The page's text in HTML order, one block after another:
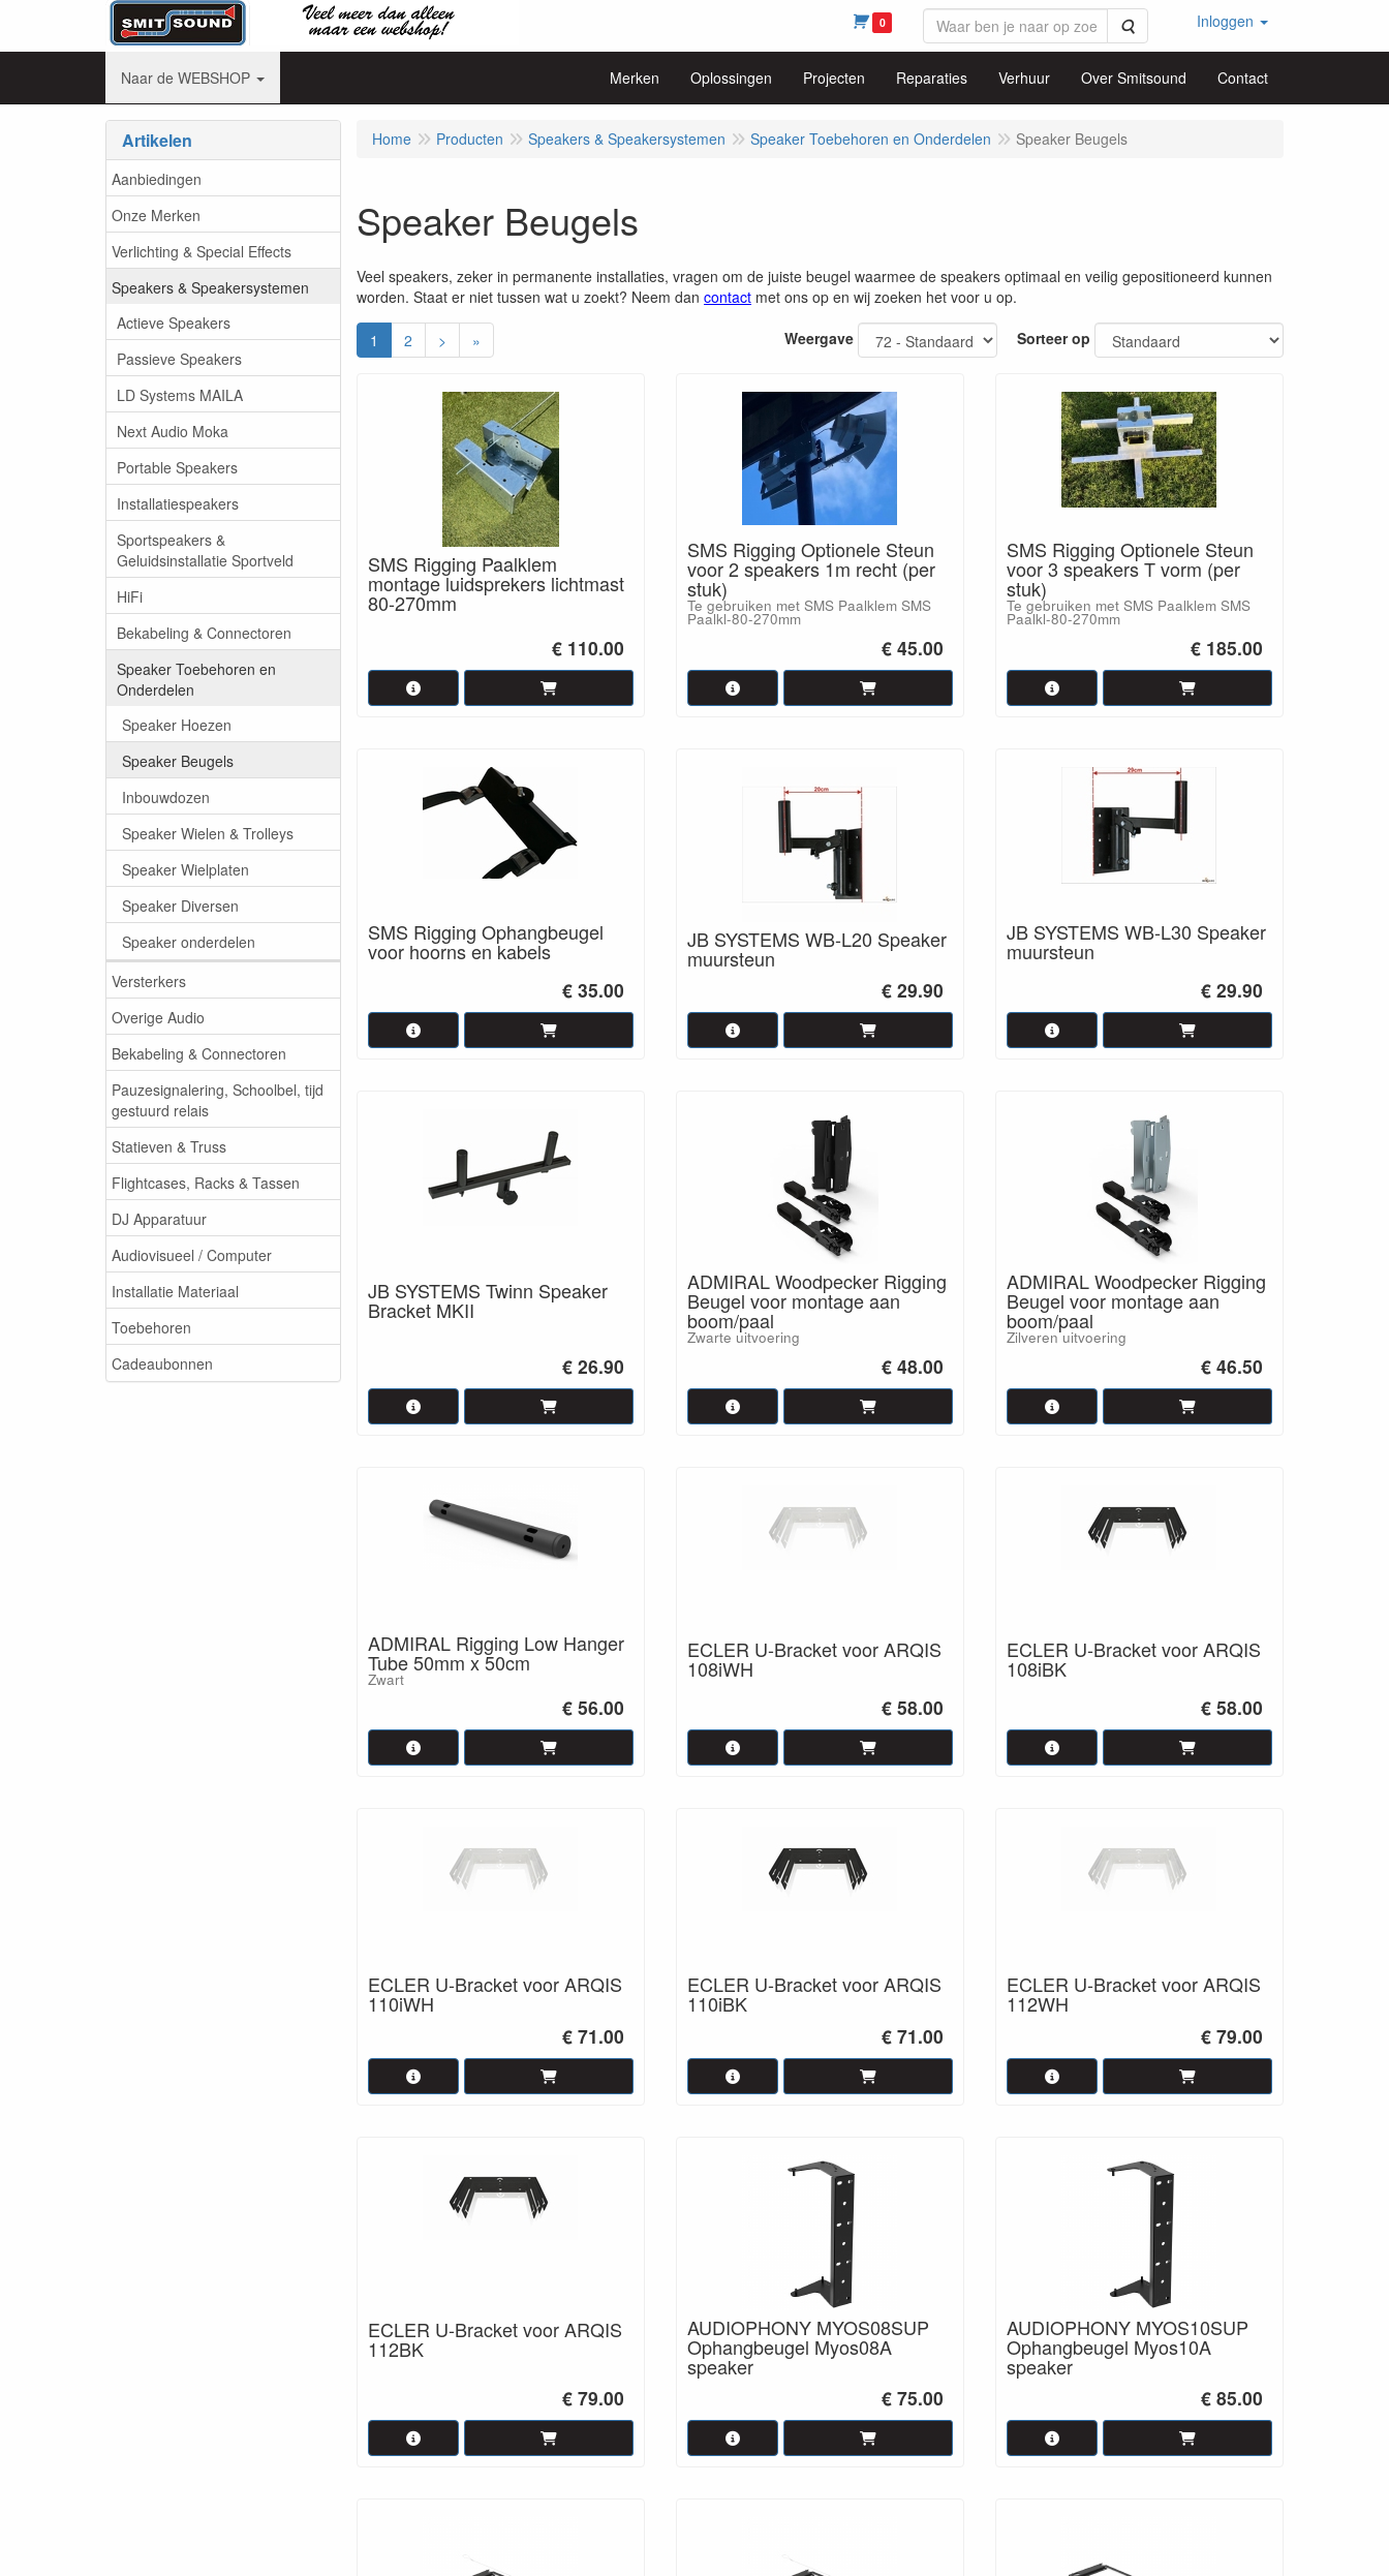
0 Zoeken Inloggen
Naar de WEBSHOP Merken Oplossingen Projecten Reparaties Verhuur Over Smitsound Contact
Artikelen
Aanbiedingen
Onze Merken
Verlichting & Special Effects
Speakers & Speakersystemen
Actieve Speakers
Passieve Speakers
LD Systems MAILA
Next Audio Moka
Portable Speakers
Installatiespeakers
Sportspeakers &
Geluidsinstallatie Sportveld
HiFi
Bekabeling & Connectoren
Speaker Toebehoren en
Onderdelen
Speaker Hoezen
Speaker Beugels
Inbouwdozen
Speaker Wielen & Trolleys
Speaker Wielplaten
Speaker Diversen
Speaker onderdelen
Versterkers
Overige Audio
Bekabeling & Connectoren
Pauzesignalering, Schoolbel, tijd
gestuurd relais
Statieven & Truss
Flightcases, Racks & Tassen
DJ Apparatuur
Audiovisueel / Computer
Installatie Materiaal
Toebehoren
Cadeaubonnen
Home Producten Speakers & Speakersystemen Speaker Toebehoren en Onderdelen Speaker Beugels
Speaker Beugels
Veel speakers, zeker in permanente installaties, vragen om de juiste beugel waarmee de speakers optimaal en veilig gepositioneerd kunnen
worden. Staat er niet tussen wat u zoekt? Neem dan contact met ons op en wij zoeken het voor u op.
1 2 > » Weergave Sorteer op
SMS Rigging Paalklem
montage luidsprekers lichtmast
80-270mm
€ 110.00
SMS Rigging Optionele Steun
voor 2 speakers 1m recht (per
stuk)
Te gebruiken met SMS Paalklem SMS
Paalkl-80-270mm
€ 45.00
SMS Rigging Optionele Steun
voor 3 speakers T vorm (per
stuk)
Te gebruiken met SMS Paalklem SMS
Paalkl-80-270mm
€ 185.00
SMS Rigging Ophangbeugel
voor hoorns en kabels
€ 35.00
JB SYSTEMS WB-L20 Speaker
muursteun
€ 29.90
JB SYSTEMS WB-L30 Speaker
muursteun
€ 29.90
JB SYSTEMS Twinn Speaker
Bracket MKII
€ 26.90
ADMIRAL Woodpecker Rigging
Beugel voor montage aan
boom/paal
Zwarte uitvoering
€ 48.00
ADMIRAL Woodpecker Rigging
Beugel voor montage aan
boom/paal
Zilveren uitvoering
€ 46.50
ADMIRAL Rigging Low Hanger
Tube 50mm x 50cm
Zwart
€ 56.00
ECLER U-Bracket voor ARQIS
108iWH
€ 58.00
ECLER U-Bracket voor ARQIS
108iBK
€ 58.00
ECLER U-Bracket voor ARQIS
110iWH
€ 71.00
ECLER U-Bracket voor ARQIS
110iBK
€ 71.00
ECLER U-Bracket voor ARQIS
112WH
€ 79.00
ECLER U-Bracket voor ARQIS
112BK
€ 79.00
AUDIOPHONY MYOS08SUP
Ophangbeugel Myos08A
speaker
€ 75.00
AUDIOPHONY MYOS10SUP
Ophangbeugel Myos10A
speaker
€ 85.00